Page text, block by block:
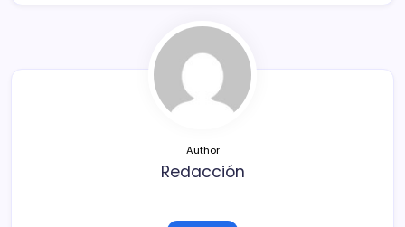
ar
tir
Author
Redacción